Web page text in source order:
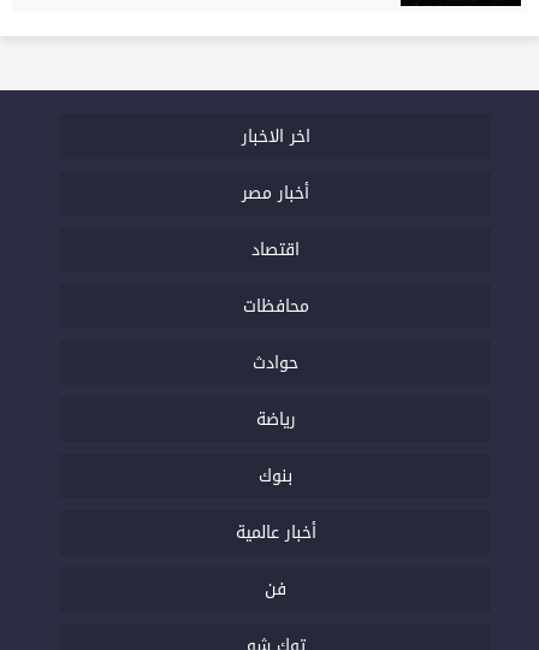
اخر الاخبار
أخبار مصر
اقتصاد
محافظات
حوادث
رياضة
بنوك
أخبار عالمية
فن